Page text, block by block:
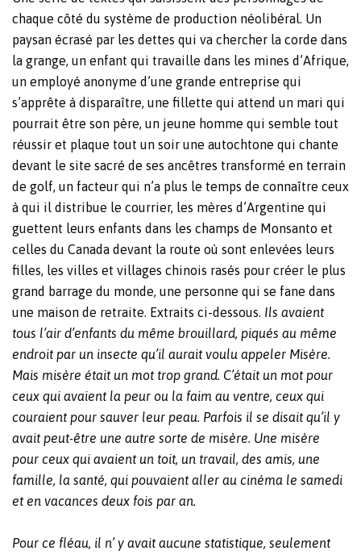
chaque côté du système de production néolibéral. Un
paysan écrasé par les dettes qui va chercher la corde dans
la grange, un enfant qui travaille dans les mines d’Afrique,
un employé anonyme d’une grande entreprise qui
s’apprête à disparaître, une fillette qui attend un mari qui
pourrait être son père, un jeune homme qui semble tout
réussir et plaque tout un soir une autochtone qui chante
devant le site sacré de ses ancêtres transformé en terrain
de golf, un facteur qui n’a plus le temps de connaître ceux
à qui il distribue le courrier, les mères d’Argentine qui
guettent leurs enfants dans les champs de Monsanto et
celles du Canada devant la route où sont enlevées leurs
filles, les villes et villages chinois rasés pour créer le plus
grand barrage du monde, une personne qui se fane dans
une maison de retraite. Extraits ci-dessous. Ils avaient
tous l’air d’enfants du même brouillard, piqués au même
endroit par un insecte qu’il aurait voulu appeler Misère.
Mais misère était un mot trop grand. C’était un mot pour
ceux qui avaient la peur ou la faim au ventre, ceux qui
couraient pour sauver leur peau. Parfois il se disait qu’il y
avait peut-être une autre sorte de misère. Une misère
pour ceux qui avaient un toit, un travail, des amis, une
famille, la santé, qui pouvaient aller au cinéma le samedi
et en vacances deux fois par an.
Pour ce fléau, il n’ y avait aucune statistique, seulement